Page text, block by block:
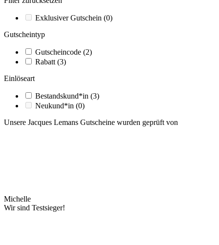
Exklusiver Gutschein (0)
Gutscheintyp
Gutscheincode (2)
Rabatt (3)
Einlöseart
Bestandskund*in (3)
Neukund*in (0)
Unsere Jacques Lemans Gutscheine wurden geprüft von
Michelle
Wir sind Testsieger!